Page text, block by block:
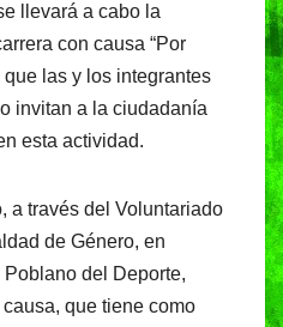
t
llevará a cabo la
con causa “Por
las y los integrantes
invitan a la ciudadanía
esta actividad.
a través del Voluntariado
de Género, en
del Deporte,
que tiene como